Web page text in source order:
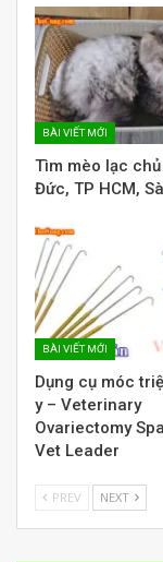
BÀI VIẾT MỚI
Tìm mèo lạc
Đức, TP HCM,
BÀI VIẾT MỚI
Dụng cụ móc
y – Veterinary
Ovariectomy
Vet Leader
PREV NEXT